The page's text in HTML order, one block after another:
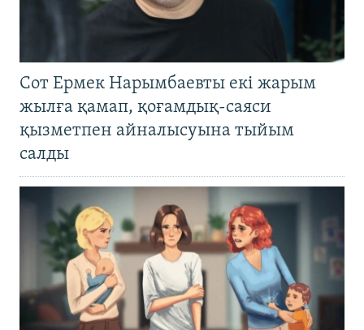
Сот Ермек Нарымбаевты екі жарым
жылға қамап, қоғамдық-саяси
қызметпен айналысуына тыйым
салды